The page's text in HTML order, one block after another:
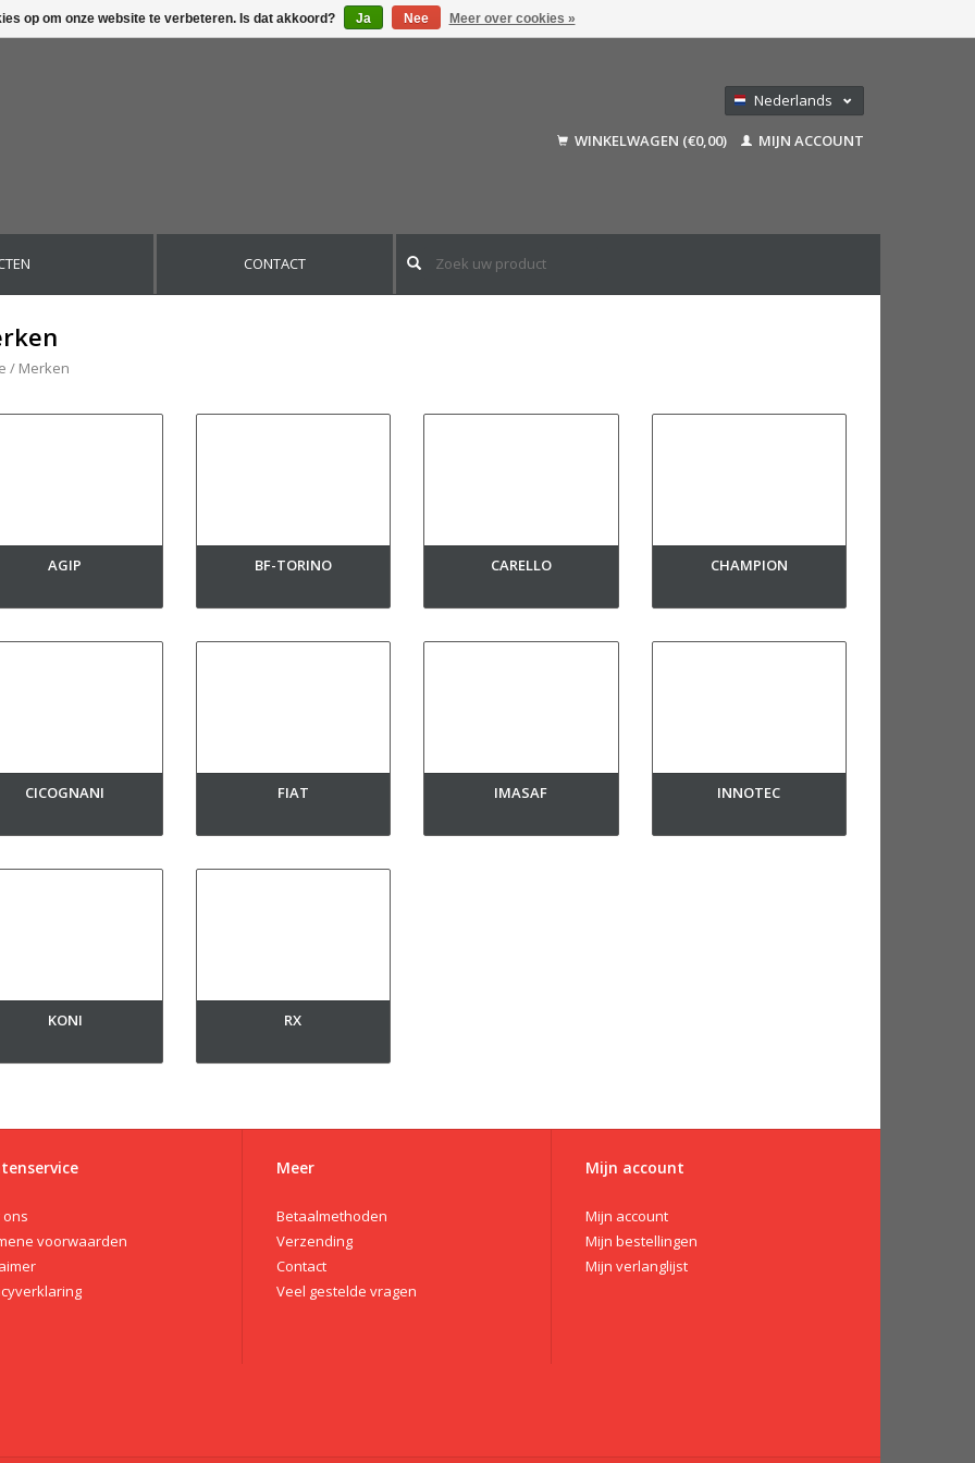
Nederlands
Français
WINKELWAGEN (€0,00) MIJN ACCOUNT
CONTACT
/ Merken
AGIP BF-TORINO CARELLO CHAMPION
CICOGNANI FIAT IMASAF INNOTEC
KONI RX
ons
voorwaarden
Meer
Betaalmethoden
Verzending
Contact
Veel gestelde vragen
Mijn account
Mijn account
Mijn bestellingen
Mijn verlanglijst
op om onze website te verbeteren. Is dat akkoord? Ja Nee Meer over cookies »